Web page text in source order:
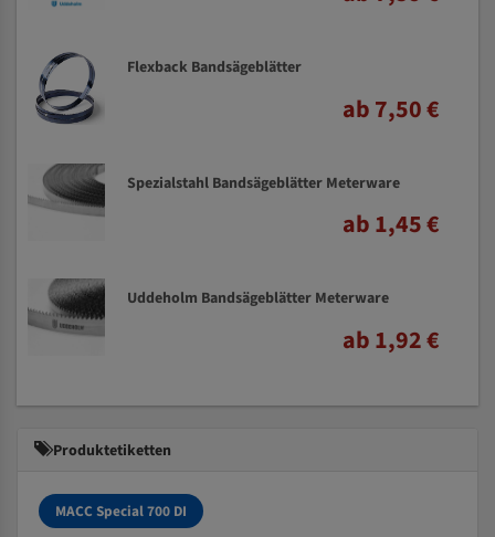
Flexback Bandsägeblätter
ab 7,50 €
Spezialstahl Bandsägeblätter Meterware
ab 1,45 €
Uddeholm Bandsägeblätter Meterware
ab 1,92 €
Produktetiketten
MACC Special 700 DI